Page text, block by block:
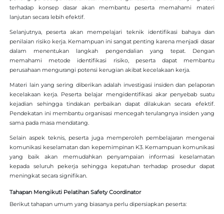
terhadap konsep dasar akan membantu peserta memahami materi
lanjutan secara lebih efektif.
Selanjutnya, peserta akan mempelajari teknik identifikasi bahaya dan
penilaian risiko kerja. Kemampuan ini sangat penting karena menjadi dasar
dalam menentukan langkah pengendalian yang tepat. Dengan
memahami metode identifikasi risiko, peserta dapat membantu
perusahaan mengurangi potensi kerugian akibat kecelakaan kerja.
Materi lain yang sering diberikan adalah investigasi insiden dan pelaporan
kecelakaan kerja. Peserta belajar mengidentifikasi akar penyebab suatu
kejadian sehingga tindakan perbaikan dapat dilakukan secara efektif.
Pendekatan ini membantu organisasi mencegah terulangnya insiden yang
sama pada masa mendatang.
Selain aspek teknis, peserta juga memperoleh pembelajaran mengenai
komunikasi keselamatan dan kepemimpinan K3. Kemampuan komunikasi
yang baik akan memudahkan penyampaian informasi keselamatan
kepada seluruh pekerja sehingga kepatuhan terhadap prosedur dapat
meningkat secara signifikan.
Tahapan Mengikuti Pelatihan Safety Coordinator
Berikut tahapan umum yang biasanya perlu dipersiapkan peserta: